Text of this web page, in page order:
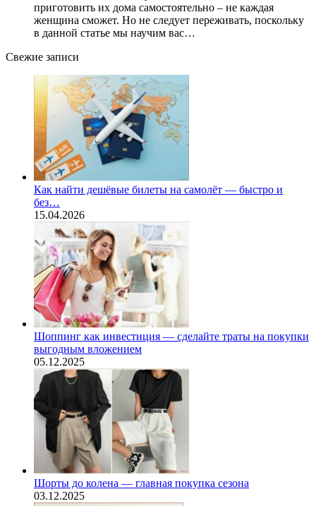
приготовить их дома самостоятельно – не каждая
женщина сможет. Но не следует переживать, поскольку
в данной статье мы научим вас…
Свежие записи
Как найти дешёвые билеты на самолёт — быстро и
без…
15.04.2026
Шоппинг как инвестиция — сделайте траты на покупки
выгодным вложением
05.12.2025
Шорты до колена — главная покупка сезона
03.12.2025